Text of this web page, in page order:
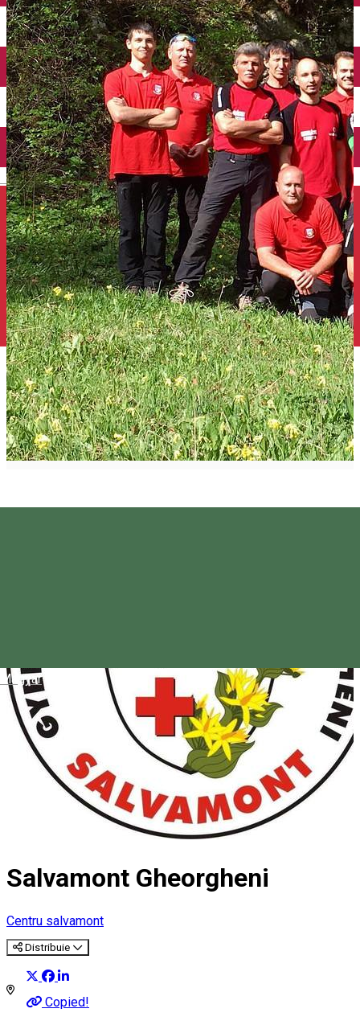
English
Magyar
Închirieri auto
Închirieri de biciclete
Salvamont Gheorgheni
Centru salvamont
Distribuie
Copied!